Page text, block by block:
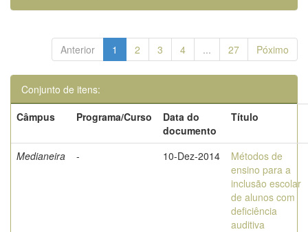
Anterior 1 2 3 4 ... 27 Póximo
Conjunto de itens:
Câmpus
Programa/Curso
Data do
documento
Título
Medianeira - 10-Dez-2014
Métodos de
ensino para a
inclusão escolar
de alunos com
deficiência
auditiva